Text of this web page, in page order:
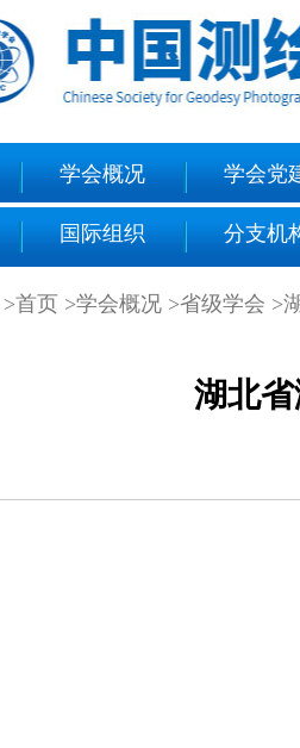
学会概况 学会党
国际组织 分支机
>首页 >学会概况 >省级学会 >
湖北